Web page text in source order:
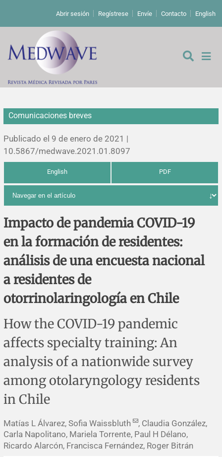
Abrir sesión Regístrese Envíe Contacto English
De los editores
Editoriales
Comentarios
Cartas a los editores
Errata y notas de reserva
Agradecimientos
Impressum
Estudios originales
Estudios cualitativos
Revisiones sistemáticas
Protocolos
Evaluaciones económicas
Análisis
Revisiones clínicas
Artículos de revisión
Notas metodológicas
Comunicaciones breves
Problemas de salud pública
Notas históricas y reseñas
Ensayos
Reporte de caso
Notas técnicas
Práctica clínica
Descripción
Política de cobros
Instrucciones para autores
Patrocinadores y financiamiento
Comité editorial
Comunicaciones breves
Publicado el 9 de enero de 2021 |
10.5867/medwave.2021.01.8097
English PDF
Impacto de pandemia COVID-19
en la formación de residentes:
análisis de una encuesta nacional
a residentes de
otorrinolaringología en Chile
How the COVID-19 pandemic
affects specialty training: An
analysis of a nationwide survey
among otolaryngology residents
in Chile
Matías L Álvarez, Sofia Waissbluth
, Claudia González,
Carla Napolitano, Mariela Torrente, Paul H Délano,
Ricardo Alarcón, Francisca Fernández, Roger Bitrán